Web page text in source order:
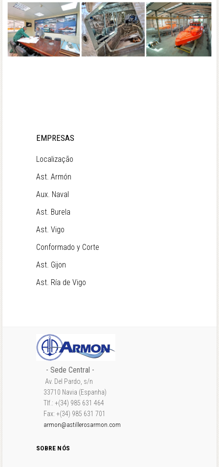
EMPRESAS
Localização
Ast. Armón
Aux. Naval
Ast. Burela
Ast. Vigo
Conformado y Corte
Ast. Gijon
Ast. Ría de Vigo
- Sede Central -
Av. Del Pardo, s/n
33710 Navia (Espanha)
Tlf.: +(34) 985 631 464
Fax: +(34) 985 631 701
armon@astillerosarmon.com
SOBRE NÓS